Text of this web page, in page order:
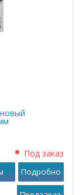
Под заказ
Подробно